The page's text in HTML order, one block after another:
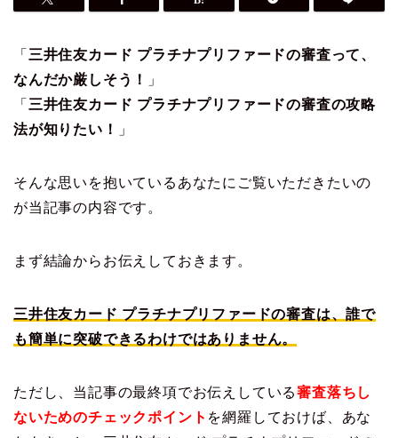
「 三井住友カード プラチナプリファードの審査って、
なんだか厳しそう！
」
「 三井住友カード プラチナプリファードの審査の攻略
法が知りたい！
」
そんな思いを抱いているあなたにご覧いただきたいの
が当記事の内容です。
まず結論からお伝えしておきます。
三井住友カード プラチナプリファードの審査は、誰で
も簡単に突破できるわけではありません。
ただし、当記事の最終項でお伝えしている審査落ちし
ないためのチェックポイント を網羅しておけば、あな